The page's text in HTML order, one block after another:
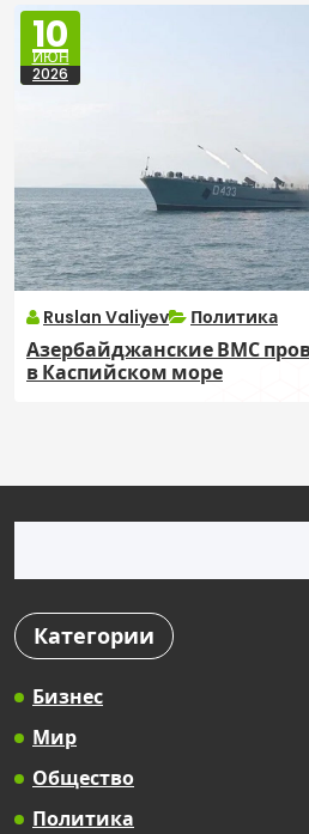
10
ИЮН
2026
Ruslan Valiyev Политика
Азербайджанские ВМС
в Каспийском море
Категории
Бизнес
Мир
Общество
Политика